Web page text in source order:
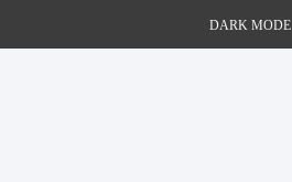
DARK MODE